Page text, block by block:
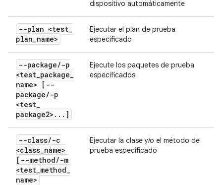
dispositivo automáticamente
--plan <test_
plan_name>
Ejecutar el plan de prueba
especificado
--package/-p
<test_package_
name> [--
package/-p
<test_
package2> . . . ]
Ejecute los paquetes de prueba
especificados
--class/-c
<class_name>
[--method/-m
<test_method_
name>
Ejecutar la clase y/o el método de
prueba especificado